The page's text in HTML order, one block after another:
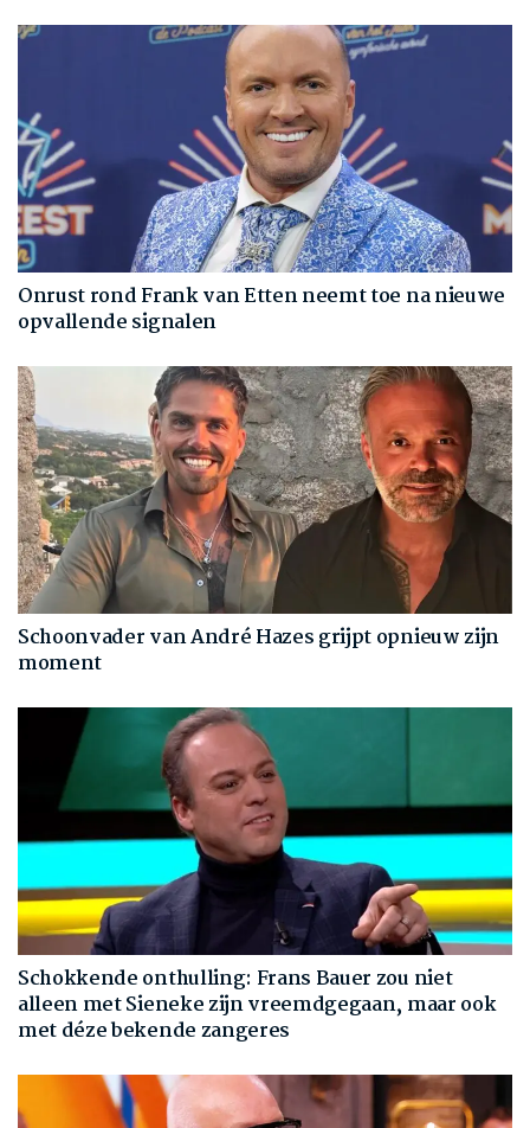
Onrust rond Frank van Etten neemt toe na nieuwe
opvallende signalen
Schoonvader van André Hazes grijpt opnieuw zijn
moment
Schokkende onthulling: Frans Bauer zou niet
alleen met Sieneke zijn vreemdgegaan, maar ook
met déze bekende zangeres